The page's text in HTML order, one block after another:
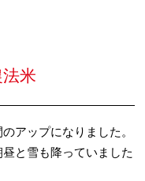
米
アップになりました。
と雪も降っていました